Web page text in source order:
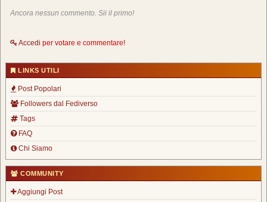
Ancora nessun commento. Sii il primo!
Accedi per votare e commentare!
LINKS UTILI
Post Popolari
Followers dal Fediverso
Tags
FAQ
Chi Siamo
COMMUNITY
Aggiungi Post